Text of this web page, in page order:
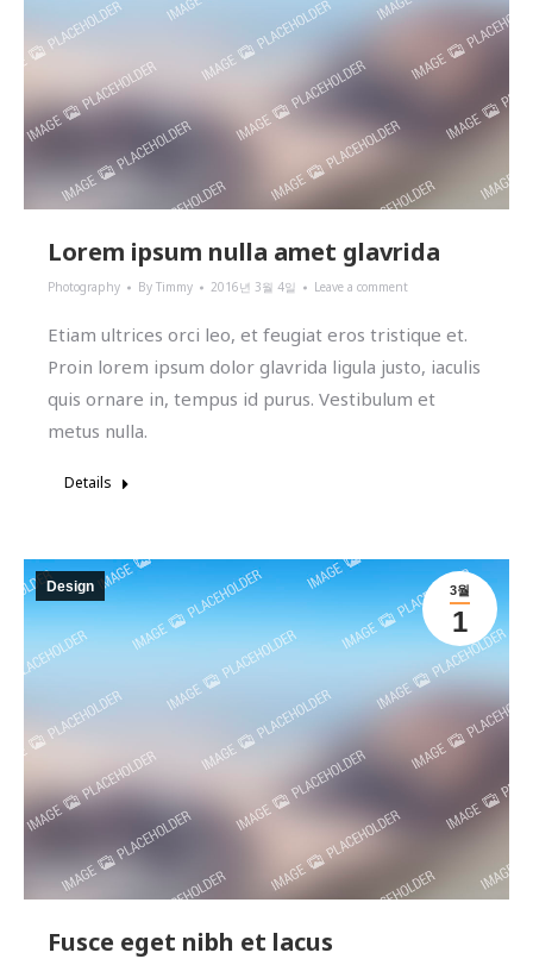
Lorem ipsum nulla amet glavrida
Photography By Timmy 2016년 3월 4일 Leave a comment
Etiam ultrices orci leo, et feugiat eros tristique et.
Proin lorem ipsum dolor glavrida ligula justo, iaculis
quis ornare in, tempus id purus. Vestibulum et
metus nulla.
Details
3월
1
Design
Fusce eget nibh et lacus